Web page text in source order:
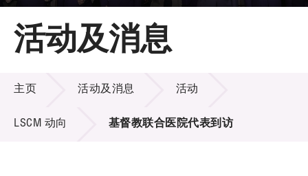
主页
关于LSCM
技术商品化
项目及资助计划
活动及消息
活动及消息
活动及消息
主页 活动及消息 活动
LSCM 动向 基督教联合医院代表到访